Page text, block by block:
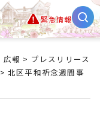
緊急情報
広報 > プレスリリース
> 北区平和祈念週間事